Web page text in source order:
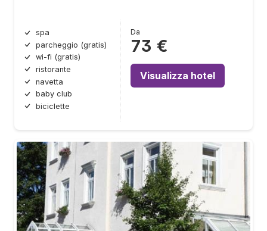
spa
parcheggio (gratis)
wi-fi (gratis)
ristorante
navetta
baby club
biciclette
Da
73 €
Visualizza hotel